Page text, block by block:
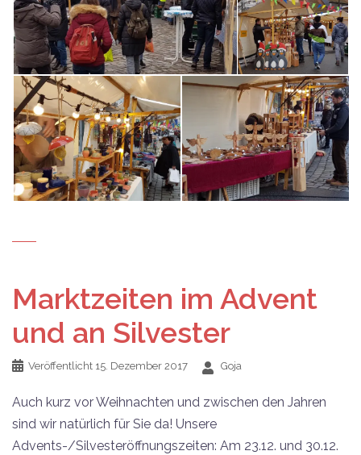
Marktzeiten im Advent
und an Silvester
Veröffentlicht 15. Dezember 2017 Goja
Auch kurz vor Weihnachten und zwischen den Jahren
sind wir natürlich für Sie da! Unsere
Advents-/Silvesteröffnungszeiten: Am 23.12. und 30.12.